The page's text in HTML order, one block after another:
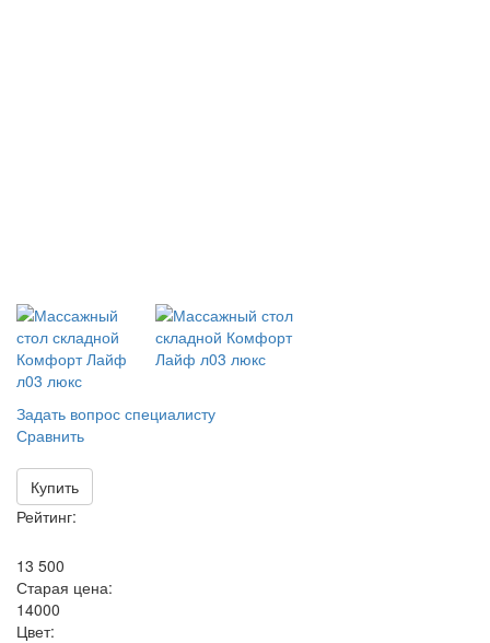
Задать вопрос специалисту
Сравнить
Купить
Рейтинг:
13 500
Старая цена:
14000
Цвет: